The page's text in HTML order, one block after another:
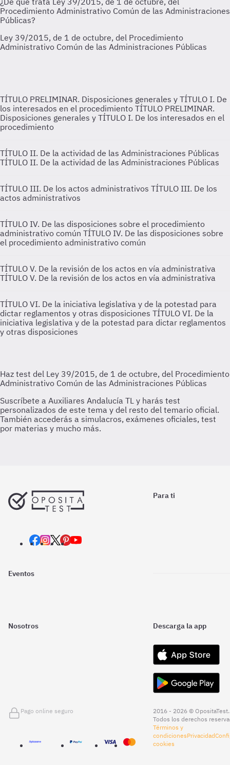
TÍTULO PRELIMINAR. Disposiciones generales y TÍTULO I. De
los interesados en el procedimiento TÍTULO PRELIMINAR.
Disposiciones generales y TÍTULO I. De los interesados en el
procedimiento
TÍTULO II. De la actividad de las Administraciones Públicas
TÍTULO II. De la actividad de las Administraciones Públicas
TÍTULO III. De los actos administrativos TÍTULO III. De los
actos administrativos
TÍTULO IV. De las disposiciones sobre el procedimiento
administrativo común TÍTULO IV. De las disposiciones sobre
el procedimiento administrativo común
TÍTULO V. De la revisión de los actos en vía administrativa
TÍTULO V. De la revisión de los actos en vía administrativa
TÍTULO VI. De la iniciativa legislativa y de la potestad para
dictar reglamentos y otras disposiciones TÍTULO VI. De la
iniciativa legislativa y de la potestad para dictar reglamentos
y otras disposiciones
Para ti
Eventos
Nosotros Descarga la app
Pago online seguro
2016 - 2026 © OpositaTest.
Todos los derechos
Términos y
condicionesPrivacidad
cookies